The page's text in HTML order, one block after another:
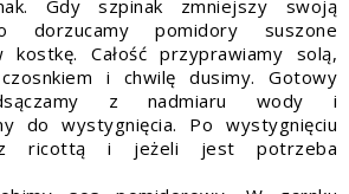
Gdy szpinak zmniejszy swoją
dorzucamy pomidory suszone
kostkę. Całość przyprawiamy solą,
i chwilę dusimy. Gotowy
z nadmiaru wody i
do wystygnięcia. Po wystygnięciu
z ricottą i jeżeli jest potrzeba